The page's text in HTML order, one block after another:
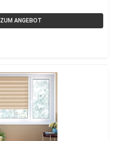
ZUM ANGEBOT